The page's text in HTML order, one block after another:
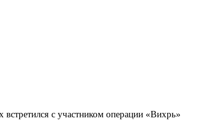
с участником операции «Вихрь»